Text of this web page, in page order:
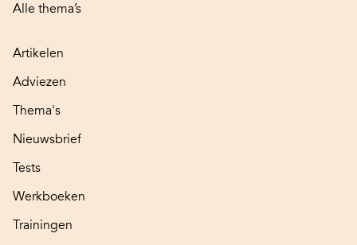
Alle thema’s
Artikelen
Adviezen
Thema's
Nieuwsbrief
Tests
Werkboeken
Trainingen